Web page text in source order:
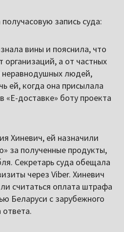
запись суда:
вины и пояснила, что
а от частных
людей,
ей, когда она присылала
«Е-доставке» боту проекта
Хиневич, ей назначили
за полученные продукты,
Секретарь суда обещала
через Viber. Хиневич
считаться оплата штрафа
Беларуси с зарубежного
ответа.